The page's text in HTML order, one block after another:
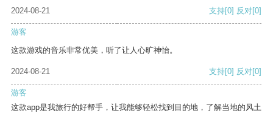
2024-08-21
支持[0] 反对[0]
游客
这款游戏的音乐非常优美，听了让人心旷神怡。
2024-08-21 支持[0] 反对[0]
游客
这款app是我旅行的好帮手，让我能够轻松找到目的地，了解当地的风土